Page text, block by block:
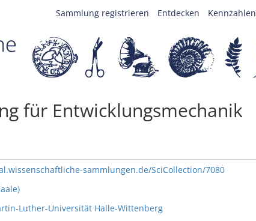
Kennzahlen
Entdecken
Sammlung registrieren
für Entwicklungsmechanik
sammlungen.de/SciCollection/7080
Luther-Universität Halle-Wittenberg